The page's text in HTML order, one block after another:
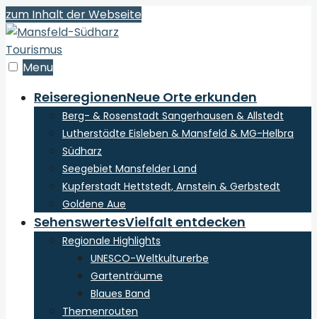
zum Inhalt der Webseite
Menu
ReiseregionenNeue Orte erkunden
Berg- & Rosenstadt Sangerhausen & Allstedt
Lutherstädte Eisleben & Mansfeld & MG-Helbra
Südharz
Seegebiet Mansfelder Land
Kupferstadt Hettstedt, Arnstein & Gerbstedt
Goldene Aue
SehenswertesVielfalt entdecken
Regionale Highlights
UNESCO-Weltkulturerbe
Gartenträume
Blaues Band
Themenrouten